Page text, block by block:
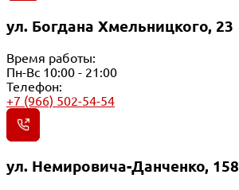
ул. Богдана Хмельницкого, 23
Время работы:
Пн-Вс 10:00 - 21:00
Телефон:
+7 (966) 502-54-54
ул. Немировича-Данченко, 158